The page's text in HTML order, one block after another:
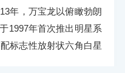
年，万宝龙以俯瞰勃朗
1997年首次推出明星系
标志性放射状六角白星